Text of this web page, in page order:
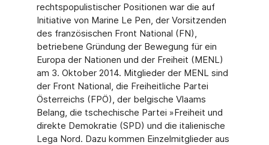
rechtspopulistischer Positionen war die auf
Initiative von Marine Le Pen, der Vorsitzenden
des französischen Front National (FN),
betriebene Gründung der Bewegung für ein
Europa der Nationen und der Freiheit (MENL)
am 3. Okto­ber 2014. Mitglieder der MENL sind
der Front National, die Freiheitliche Partei
Österreichs (FPÖ), der belgische Vlaams
Belang, die tschechische Partei »Freiheit und
direkte Demo­kratie (SPD) und die italienische
Lega Nord. Dazu kommen Einzelmitglieder aus